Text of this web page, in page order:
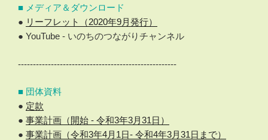
■ メディア＆ダウンロード
● リーフレット（2020年9月発行）
● YouTube - いのちのつながりチャンネル
-----------------------------------------------------
■ 団体資料
● 定款
● 事業計画（開始 - 令和3年3月31日）
● 事業計画（令和3年4月1日- 令和4年3月31日まで）